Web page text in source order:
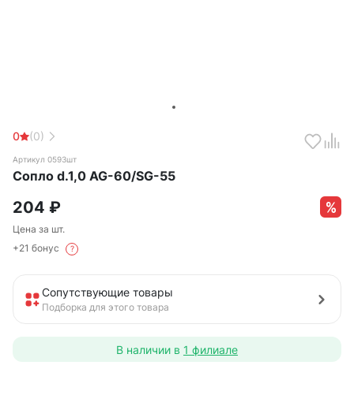
0 (0)
Артикул 0593шт
Сопло d.1,0 AG-60/SG-55
204 ₽
Цена за шт.
+21 бонус
?
Сопутствующие товары
Подборка для этого товара
В наличии в 1 филиале